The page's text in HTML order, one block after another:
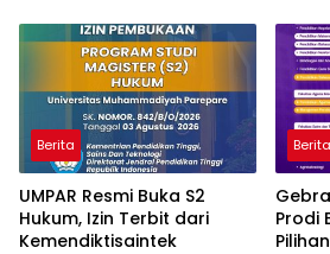
Berita
UMPAR Resmi Buka S2
Hukum, Izin Terbit dari
Kemendiktisaintek
Berita
Prodi